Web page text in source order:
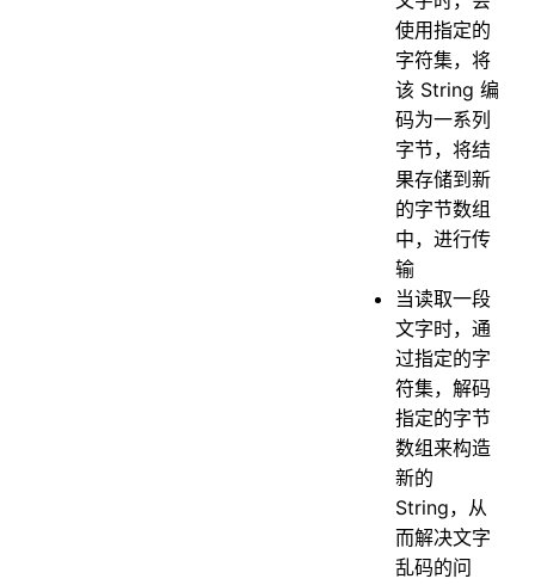
使用指定的
字符集，将
该 String 编
码为一系列
字节，将结
果存储到新
的字节数组
中，进行传
输
当读取一段
文字时，通
过指定的字
符集，解码
指定的字节
数组来构造
新的
String，从
而解决文字
乱码的问